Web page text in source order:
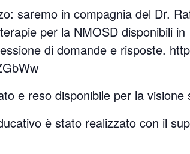
saremo in compagnia del Dr.
per la NMOSD disponibili
di domande e risposte.
e reso disponibile per la visione
è stato realizzato con il